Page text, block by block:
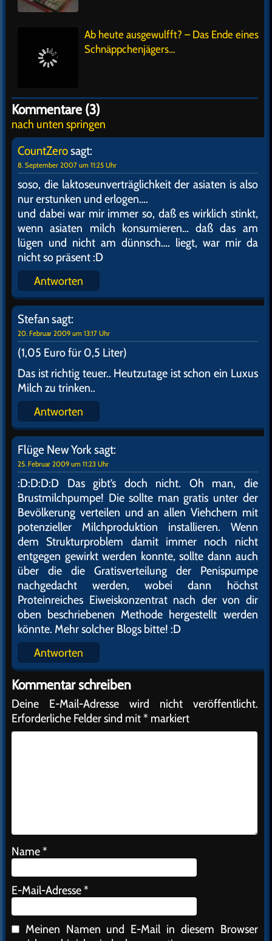
Ab heute ausgewulfft? – Das Ende eines
Schnäppchenjägers…
Kommentare (3)
nach unten springen
CountZerosagt:
8. September 2007 um 11:25 Uhr
soso, die laktoseunverträglichkeit der asiaten is also
nur erstunken und erlogen….
und dabei war mir immer so, daß es wirklich stinkt,
wenn asiaten milch konsumieren… daß das am
lügen und nicht am dünnsch…. liegt, war mir da
nicht so präsent :D
Antworten
Stefansagt:
20. Februar 2009 um 13:17 Uhr
(1,05 Euro für 0,5 Liter)
Das ist richtig teuer.. Heutzutage ist schon ein Luxus
Milch zu trinken..
Antworten
Flüge New Yorksagt:
25. Februar 2009 um 11:23 Uhr
:D:D:D:D Das gibt’s doch nicht. Oh man, die
Brustmilchpumpe! Die sollte man gratis unter der
Bevölkerung verteilen und an allen Viehchern mit
potenzieller Milchproduktion installieren. Wenn
dem Strukturproblem damit immer noch nicht
entgegen gewirkt werden konnte, sollte dann auch
über die die Gratisverteilung der Penispumpe
nachgedacht werden, wobei dann höchst
Proteinreiches Eiweiskonzentrat nach der von dir
oben beschriebenen Methode hergestellt werden
könnte. Mehr solcher Blogs bitte! :D
Antworten
Kommentar schreiben
Deine E-Mail-Adresse wird nicht veröffentlicht.
Erforderliche Felder sind mit* markiert
Name*
E-Mail-Adresse*
Meinen Namen und E-Mail in diesem Browser